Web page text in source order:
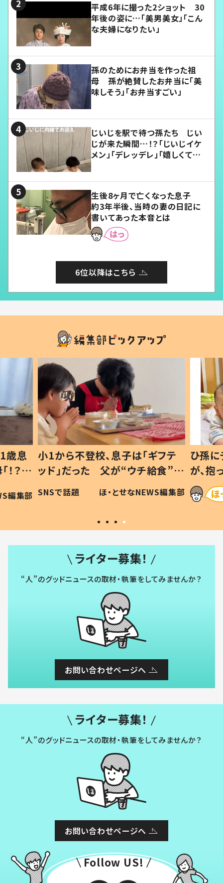
平成6年に撮った2ショット 30
年後の姿に…「美男美女」「こん
な夫婦になりたい」
孫のためにお弁当を作った祖
母 孫が絶賛したお弁当に「美
味しそう」「お弁当すごい」
じいじを駅で待つ孫たち じい
じが来た瞬間…！？「じいじイケ
メン」「デレッデレ」「嬉しくて可
生後8ヶ月で亡くなった息子
約3年半後、当時の妻の日記に
書いてあった本音とは
6位以降はこちら
歳息
？」
編集部
小1から不登校、息子は「ギフテ
ッド」だった 父が“ウチ給食”を
作り続ける理由とは #令和の親
#令和の子
SNSで話題 ほ・とせなNEWS編集部
ひ孫
が、
「涙が
い」
ライター募集！
“人”のグッドニュースの取材・執筆をしてみませんか？
お問い合わせページへ
ライター募集！
“人”のグッドニュースの取材・執筆をしてみませんか？
お問い合わせページへ
Follow US!